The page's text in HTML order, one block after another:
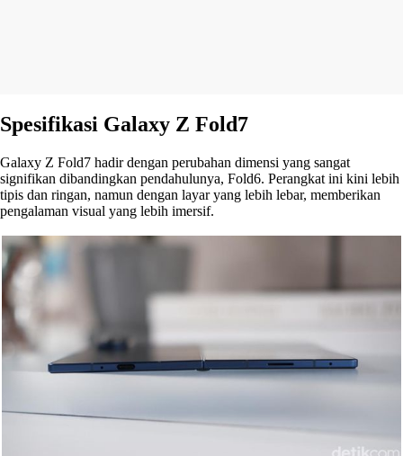
Spesifikasi Galaxy Z Fold7
Galaxy Z Fold7 hadir dengan perubahan dimensi yang sangat
signifikan dibandingkan pendahulunya, Fold6. Perangkat ini kini lebih
tipis dan ringan, namun dengan layar yang lebih lebar, memberikan
pengalaman visual yang lebih imersif.